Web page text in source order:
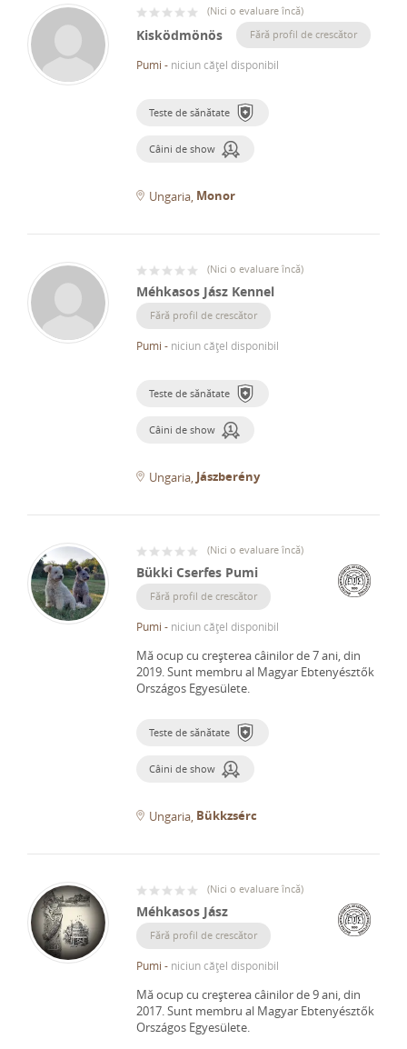
(Nici o evaluare încă)
Kisködmönös Fără profil de crescător
Pumi - niciun cățel disponibil
Teste de sănătate
Câini de show
Ungaria Monor
(Nici o evaluare încă)
Méhkasos Jász Kennel
Fără profil de crescător
Pumi - niciun cățel disponibil
Teste de sănătate
Câini de show
Ungaria Jászberény
(Nici o evaluare încă)
Bükki Cserfes Pumi
Fără profil de crescător
Pumi - niciun cățel disponibil
Mă ocup cu creșterea câinilor de 7 ani, din
2019.Sunt membru al Magyar Ebtenyésztők
Országos Egyesülete.
Teste de sănătate
Câini de show
Ungaria Bükkzsérc
(Nici o evaluare încă)
Méhkasos Jász
Fără profil de crescător
Pumi - niciun cățel disponibil
Mă ocup cu creșterea câinilor de 9 ani, din
2017.Sunt membru al Magyar Ebtenyésztők
Országos Egyesülete.